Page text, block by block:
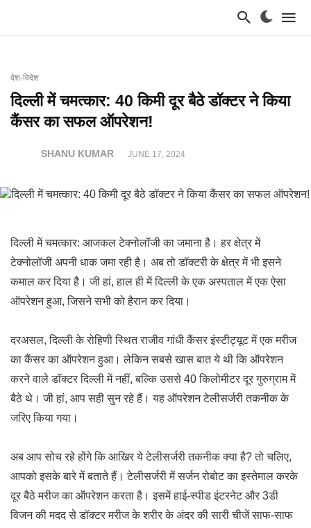
देश-विदेश
दिल्ली में चमत्कार: 40 किमी दूर बैठे डॉक्टर ने किया
कैंसर का सफल ऑपरेशन!
SHANU KUMAR JUNE 17, 2024
दिल्ली में चमत्कार: आजकल टेक्नोलॉजी का जमाना है। हर क्षेत्र में
टेक्नोलॉजी अपनी धाक जमा रही है। अब तो डॉक्टरी के क्षेत्र में भी इसने
कमाल कर दिया है। जी हां, हाल ही में दिल्ली के एक अस्पताल में एक ऐसा
ऑपरेशन हुआ, जिसने सभी को हैरान कर दिया।
दरअसल, दिल्ली के रोहिणी स्थित राजीव गांधी कैंसर इंस्टीट्यूट में एक मरीज
का कैंसर का ऑपरेशन हुआ। लेकिन सबसे खास बात ये थी कि ऑपरेशन
करने वाले डॉक्टर दिल्ली में नहीं, बल्कि उससे 40 किलोमीटर दूर गुरुग्राम में
बैठे थे। जी हां, आप सही सुन रहे हैं। यह ऑपरेशन टेलीसर्जरी तकनीक के
जरिए किया गया।
अब आप सोच रहे होंगे कि आखिर ये टेलीसर्जरी तकनीक क्या है? तो चलिए,
आपको इसके बारे में बताते हैं। टेलीसर्जरी में सर्जन रोबोट का इस्तेमाल करके
दूर बैठे मरीज का ऑपरेशन करता है। इसमें हाई-स्पीड इंटरनेट और 3डी
विजन की मदद से डॉक्टर मरीज के शरीर के अंदर की सारी चीजें साफ-साफ